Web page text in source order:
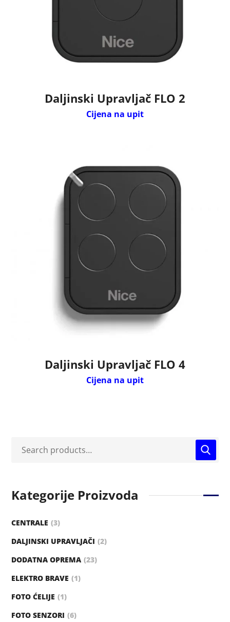
Daljinski Upravljač FLO 2
Cijena na upit
Daljinski Upravljač FLO 4
Cijena na upit
Kategorije Proizvoda
CENTRALE
3
DALJINSKI UPRAVLJAČI
2
DODATNA OPREMA 23
ELEKTRO BRAVE
1
FOTO ĆELIJE
1
FOTO SENZORI
6